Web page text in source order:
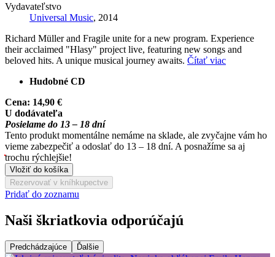
Vydavateľstvo
Universal Music, 2014
Richard Müller and Fragile unite for a new program. Experience
their acclaimed "Hlasy" project live, featuring new songs and
beloved hits. A unique musical journey awaits. Čítať viac
Hudobné CD
Cena: 14,90 €
U dodávateľa
Posielame do 13 – 18 dní
Tento produkt momentálne nemáme na sklade, ale zvyčajne vám ho
vieme zabezpečiť a odoslať do 13 – 18 dní. A posnažíme sa aj
trochu rýchlejšie!
Vložiť do košíka
Rezervovať v kníhkupectve
Pridať do zoznamu
Naši škriatkovia odporúčajú
Predchádzajúce Ďalšie